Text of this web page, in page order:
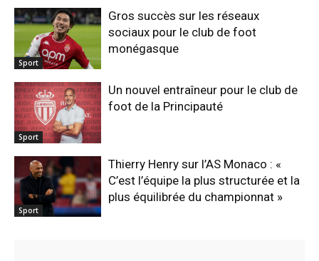
Sport
Gros succès sur les réseaux
sociaux pour le club de foot
monégasque
Sport
Un nouvel entraîneur pour le club de
foot de la Principauté
Sport
Thierry Henry sur l’AS Monaco : «
C’est l’équipe la plus structurée et la
plus équilibrée du championnat »